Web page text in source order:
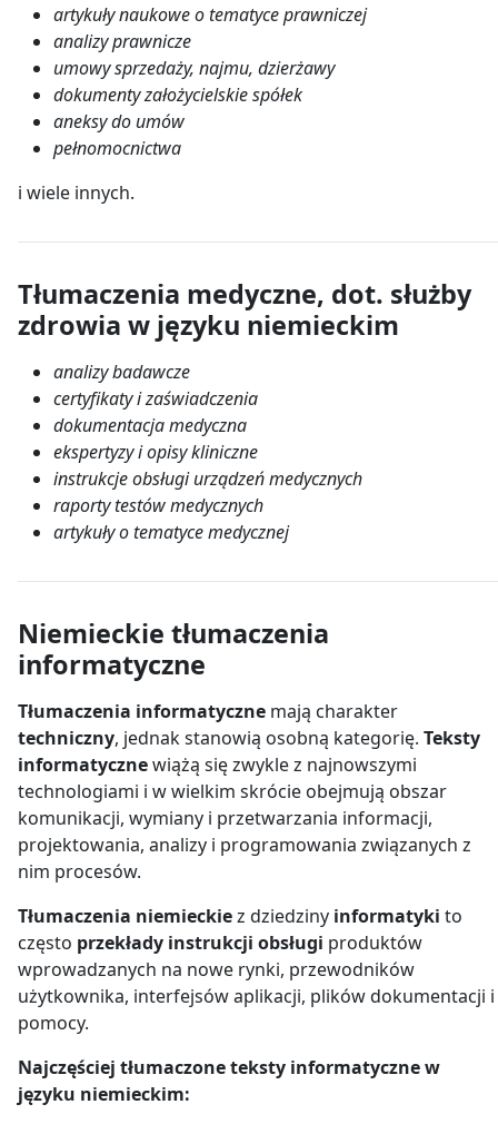
artykuły naukowe o tematyce prawniczej
analizy prawnicze
umowy sprzedaży, najmu, dzierżawy
dokumenty założycielskie spółek
aneksy do umów
pełnomocnictwa
i wiele innych.
Tłumaczenia medyczne, dot. służby
zdrowia w języku niemieckim
analizy badawcze
certyfikaty i zaświadczenia
dokumentacja medyczna
ekspertyzy i opisy kliniczne
instrukcje obsługi urządzeń medycznych
raporty testów medycznych
artykuły o tematyce medycznej
Niemieckie tłumaczenia
informatyczne
Tłumaczenia informatyczne mają charakter
techniczny, jednak stanowią osobną kategorię. Teksty
informatycznewiążą się zwykle z najnowszymi
technologiami i w wielkim skrócie obejmują obszar
komunikacji, wymiany i przetwarzania informacji,
projektowania, analizy i programowania związanych z
nim procesów.
Tłumaczenia niemieckiez dziedziny informatyki to
często przekłady instrukcji obsługi produktów
wprowadzanych na nowe rynki, przewodników
użytkownika, interfejsów aplikacji, plików dokumentacji i
pomocy.
Najczęściej tłumaczone teksty informatyczne w
języku niemieckim: